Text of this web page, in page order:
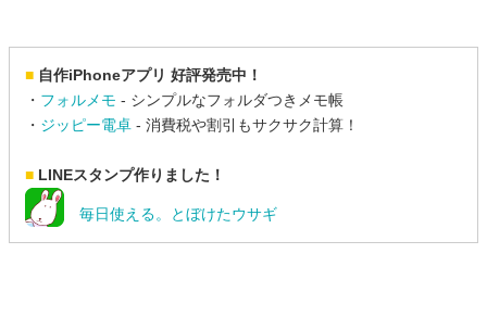
■ 自作iPhoneアプリ 好評発売中！
・ フォルメモ - シンプルなフォルダつきメモ帳
・ ジッピー電卓 - 消費税や割引もサクサク計算！
■ LINEスタンプ作りました！
毎日使える。とぼけたウサギ